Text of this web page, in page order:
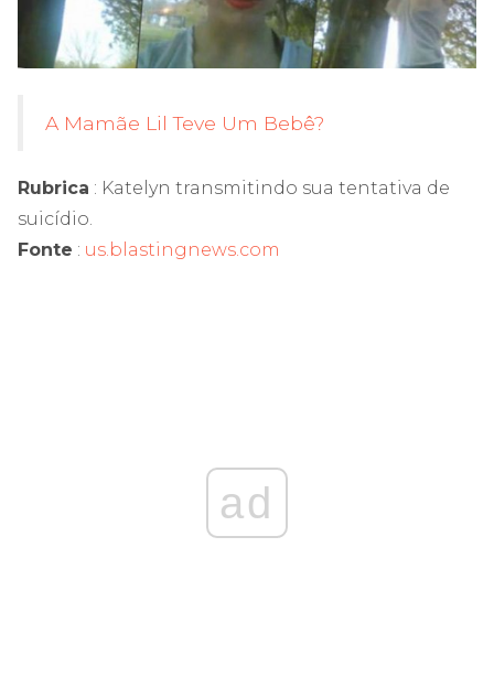
A Mamãe Lil Teve Um Bebê?
Rubrica : Katelyn transmitindo sua tentativa de
suicídio.
Fonte : us.blastingnews.com
ad